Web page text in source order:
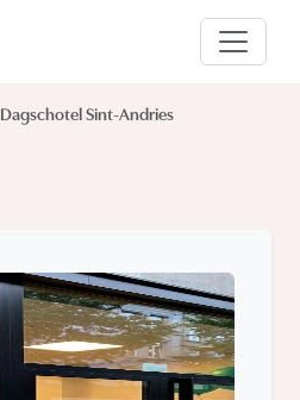
Dagschotel Sint-Andries